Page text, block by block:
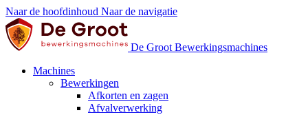
Naar de hoofdinhoud Naar de navigatie
De Groot Bewerkingsmachines
Machines
Bewerkingen
Afkorten en zagen
Afvalverwerking